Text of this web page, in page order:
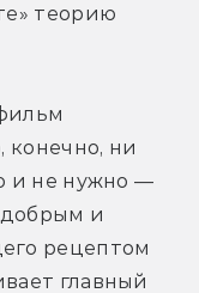
теорию
конечно, ни
и не нужно —
и
рецептом
главный